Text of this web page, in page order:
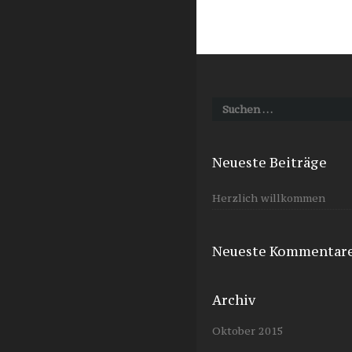
Suchen
nach:
Neueste Beiträge
Herzlich willkommen
Neueste
Archiv
Oktober 2015